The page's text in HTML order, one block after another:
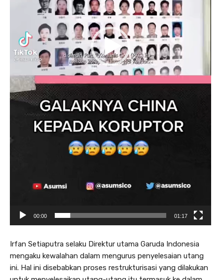
00:00 01:17
Irfan Setiaputra selaku Direktur utama Garuda Indonesia
mengaku kewalahan dalam mengurus penyelesaian utang
ini. Hal ini disebabkan proses restrukturisasi yang dilakukan